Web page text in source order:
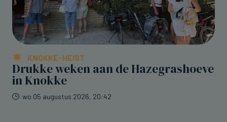
KNOKKE-HEIST
Drukke weken aan de Hazegrashoeve
in Knokke
wo 05 augustus 2026, 20:42